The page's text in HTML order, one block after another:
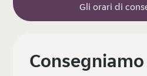
Gli orari di